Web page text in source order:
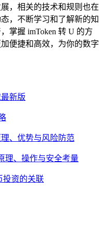
，相关的技术和规则也在
，不断学习和了解新的知
掌握 imToken 转 U 的方
便捷和高效，为你的数字
新版
、优势与风险防范
理、操作与安全考量
投资的关联